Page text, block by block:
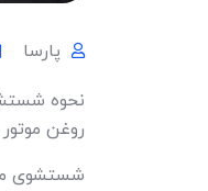
پارسا
نحوه
روغن
شستشوی